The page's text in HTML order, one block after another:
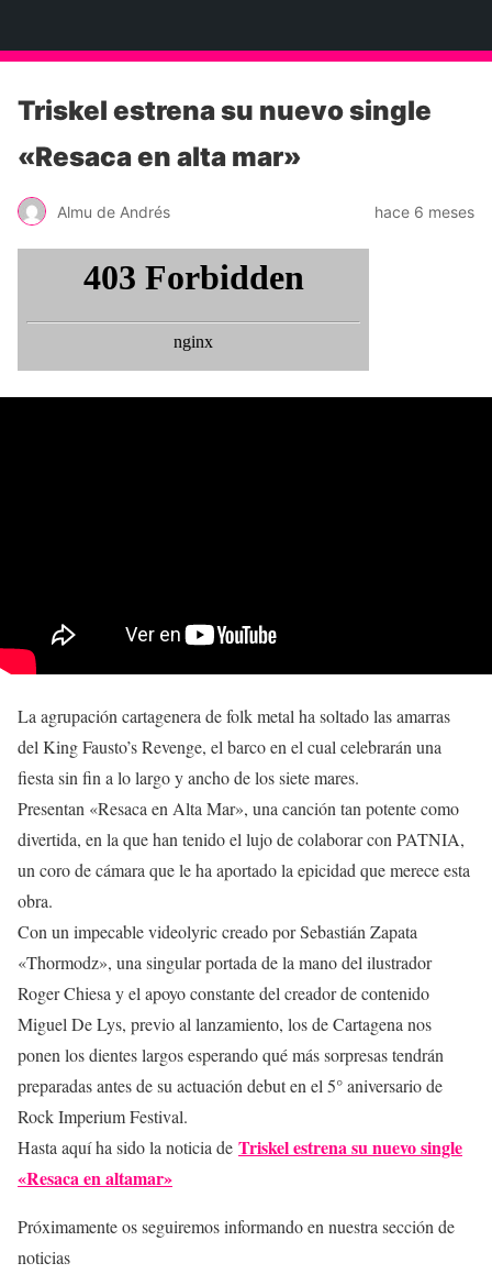
Triskel estrena su nuevo single
«Resaca en alta mar»
Almu de Andrés hace 6 meses
La agrupación cartagenera de folk metal ha soltado las amarras
del King Fausto’s Revenge, el barco en el cual celebrarán una
fiesta sin fin a lo largo y ancho de los siete mares.
Presentan «Resaca en Alta Mar», una canción tan potente como
divertida, en la que han tenido el lujo de colaborar con PATNIA,
un coro de cámara que le ha aportado la epicidad que merece esta
obra.
Con un impecable videolyric creado por Sebastián Zapata
«Thormodz», una singular portada de la mano del ilustrador
Roger Chiesa y el apoyo constante del creador de contenido
Miguel De Lys, previo al lanzamiento, los de Cartagena nos
ponen los dientes largos esperando qué más sorpresas tendrán
preparadas antes de su actuación debut en el 5° aniversario de
Rock Imperium Festival.
Hasta aquí ha sido la noticia de Triskel estrena su nuevo single
«Resaca en altamar»
Próximamente os seguiremos informando en nuestra sección de
noticias